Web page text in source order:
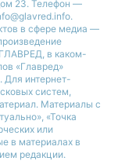
23. Телефон —
в сфере медиа —
в каком-
«Главред»
Для интернет-
систем,
Материалы с
«Точка
или
в материалах в
редакции.